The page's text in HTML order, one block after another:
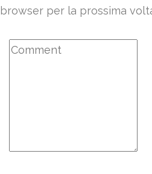
browser per la prossima